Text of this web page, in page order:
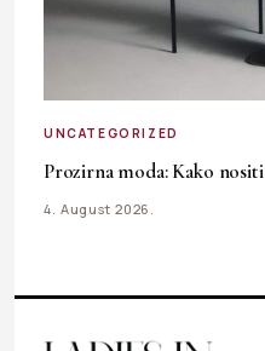
UNCATEGORIZED
Prozirna moda: Kako
4. August 2026.